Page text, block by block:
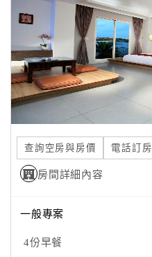
伴
劃
商
傳查詢空房與房價 電話訂房
房間詳細內容
一般專案
4份早餐